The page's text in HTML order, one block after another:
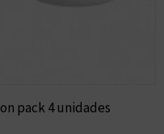
pack 4 unidades